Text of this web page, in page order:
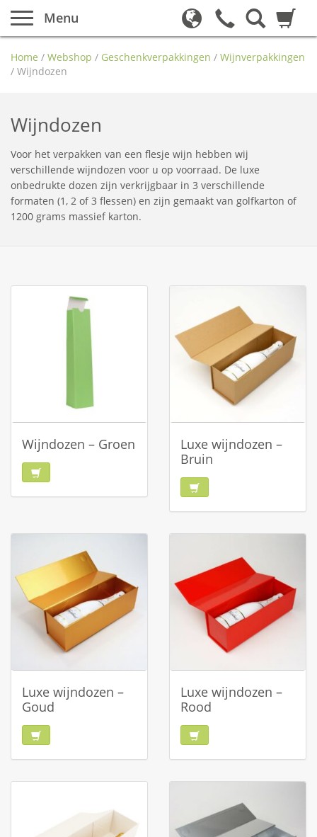
Menu
Home / Webshop / Geschenkverpakkingen / Wijnverpakkingen
/ Wijndozen
Wijndozen
Voor het verpakken van een flesje wijn hebben wij
verschillende wijndozen voor u op voorraad. De luxe
onbedrukte dozen zijn verkrijgbaar in 3 verschillende
formaten (1, 2 of 3 flessen) en zijn gemaakt van golfkarton of
1200 grams massief karton.
Wijndozen – Groen
Luxe wijndozen –
Bruin
Luxe wijndozen –
Goud
Luxe wijndozen –
Rood